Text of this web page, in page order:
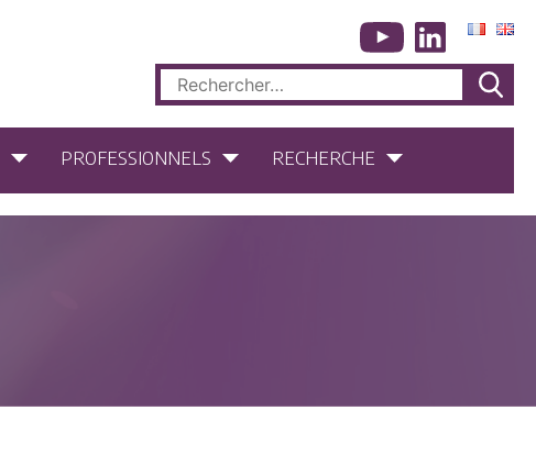
Rechercher :
PROFESSIONNELS RECHERCHE